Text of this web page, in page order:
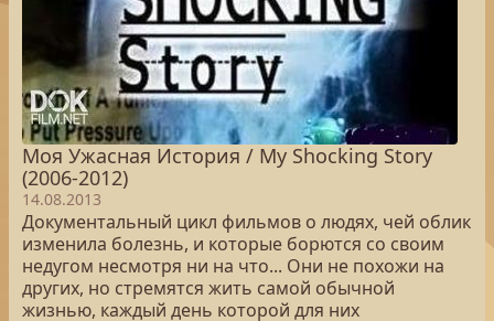
Моя Ужасная История / My Shocking Story
(2006-2012)
14.08.2013
Документальный цикл фильмов о людях, чей облик
изменила болезнь, и которые борются со своим
недугом несмотря ни на что... Они не похожи на
других, но стремятся жить самой обычной
жизнью, каждый день которой для них